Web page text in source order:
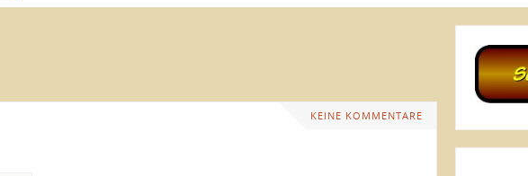
KEINE KOMMENTARE